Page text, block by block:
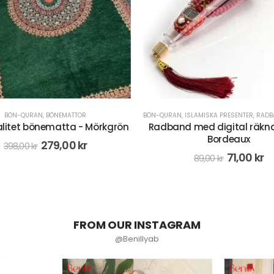
ISLAMISKA PRESENTER,RADBAND/MISBAHA REA
med digital räknare set -
Bordeaux
OUT OF STOCK
BÖN-QURAN, ISLAMISKA PRESENTER,
Radband med digital
Vit
89,00kr 71,00 kr
FROM OUR INSTAGRAM
@Benillyab